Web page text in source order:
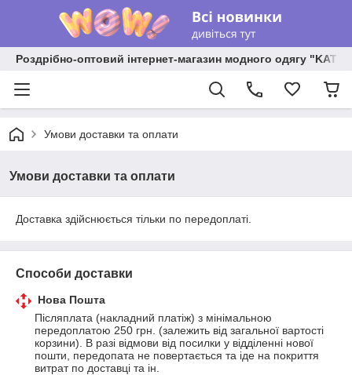
Роздрібно-оптовий інтернет-магазин модного одягу
Умови доставки та оплати
Умови доставки та оплати
Доставка здійснюється тільки по передоплаті.
Способи доставки
Нова Пошта
Післяплата (накладний платіж) з мінімальною
передоплатою 250 грн. (залежить від загальної вартості
корзини). В разі відмови від посилки у відділенні нової
пошти, передопата не повертається та іде на покриття
витрат по доставці та ін.